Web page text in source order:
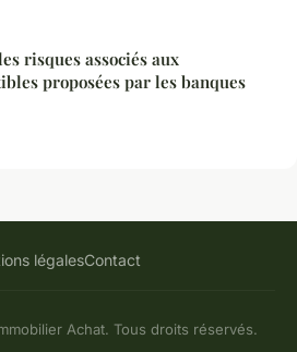
risques associés aux
proposées par les banques
légalesContact
Achat. Tous droits réservés.